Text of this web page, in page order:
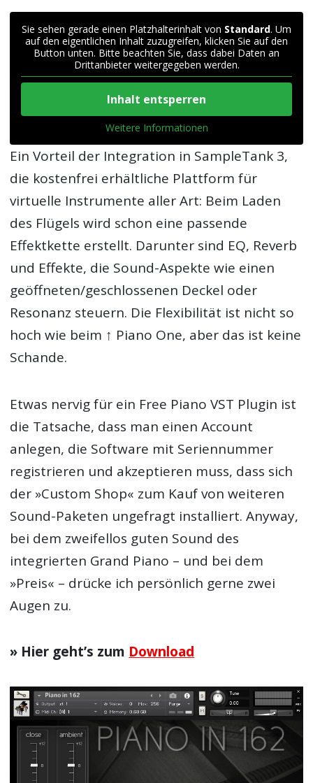
Sie sehen gerade einen Platzhalterinhalt von Standard. Um
auf den eigentlichen Inhalt zuzugreifen, klicken Sie auf den
Button unten. Bitte beachten Sie, dass dabei Daten an
Drittanbieter weitergegeben werden.
Inhalt entsperren
Weitere Informationen
Ein Vorteil der Integration in SampleTank 3,
die kostenfrei erhältliche Plattform für
virtuelle Instrumente aller Art: Beim Laden
des Flügels wird schon eine passende
Effektkette erstellt. Darunter sind EQ, Reverb
und Effekte, die Sound-Aspekte wie einen
geöffneten/geschlossenen Deckel oder
Resonanz steuern. Die Flexibilität ist nicht so
hoch wie beim ↑ Piano One, aber das ist keine
Schande.
Etwas nervig für ein Free Piano VST Plugin ist
die Tatsache, dass man einen Account
anlegen, die Software mit Seriennummer
registrieren und akzeptieren muss, dass sich
der »Custom Shop« zum Kauf von weiteren
Sound-Paketen ungefragt installiert. Anyway,
bei dem zweifellos guten Sound des
integrierten Grand Piano – und bei dem
»Preis« – drücke ich persönlich gerne zwei
Augen zu.
» Hier geht’s zum Download